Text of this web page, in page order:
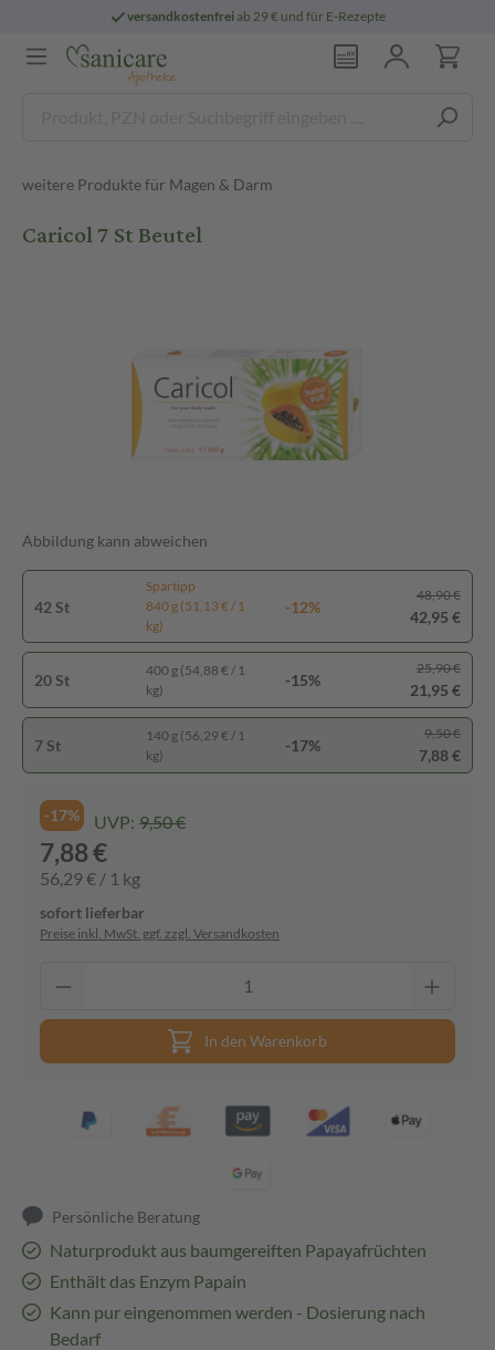
versandkostenfreiab 29 € und für E-Rezepte
weitere Produkte für Magen & Darm
Caricol 7 St Beutel
Abbildung kann abweichen
42 St
Spartipp
840 g (51,13 € / 1
kg)
-12%
48,90 €
42,95 €
20 St
400 g (54,88 € / 1
kg)
-15%
25,90 €
21,95 €
7 St
140 g (56,29 € / 1
kg)
-17%
9,50 €
7,88 €
-17% UVP: 9,50 €
7,88 €
56,29 € / 1 kg
sofort lieferbar
Preise inkl. MwSt. ggf. zzgl. Versandkosten
In den Warenkorb
Persönliche Beratung
Naturprodukt aus baumgereiften Papayafrüchten
Enthält das Enzym Papain
Kann pur eingenommen werden - Dosierung nach
Bedarf